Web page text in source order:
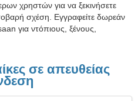
χρηστών για να ξεκινήσετε
σχέση. Εγγραφείτε δωρεάν
για ντόπιους, ξένους,
σε απευθείας